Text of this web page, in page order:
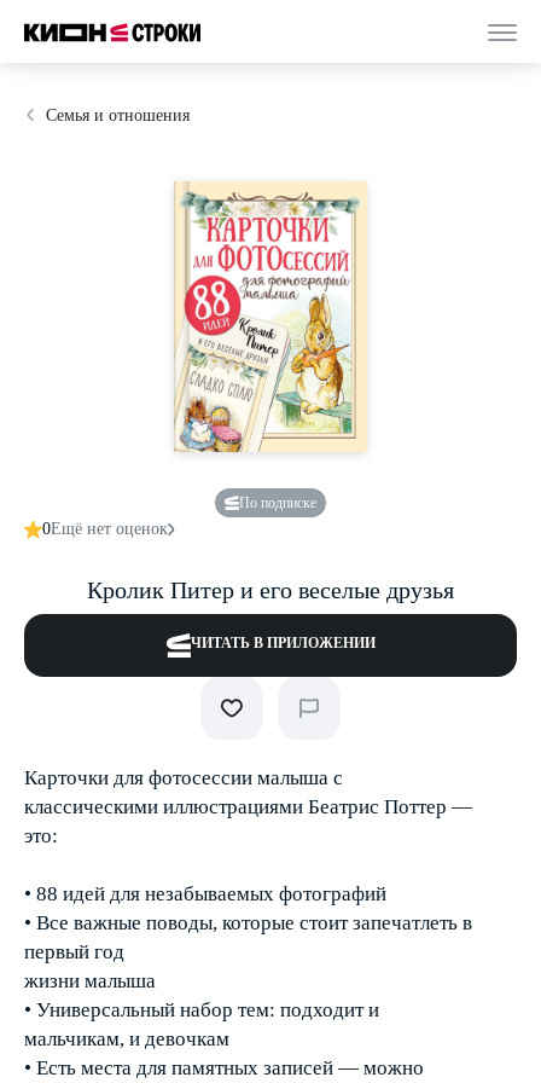
Семья и отношения
По подписке
0Ещё нет оценок
Кролик Питер и его веселые друзья
ЧИТАТЬ В ПРИЛОЖЕНИИ
Карточки для фотосессии малыша с
классическими иллюстрациями Беатрис Поттер —
это:
• 88 идей для незабываемых фотографий
• Все важные поводы, которые стоит запечатлеть в
первый год
жизни малыша
• Универсальный набор тем: подходит и
мальчикам, и девочкам
• Есть места для памятных записей — можно